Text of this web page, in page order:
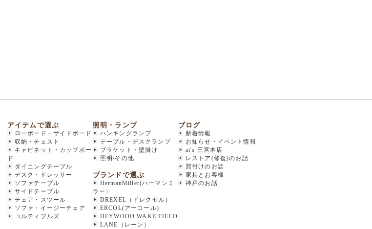
アイテムで選ぶ
ローボード・サイドボード
収納・チェスト
キャビネット・カップボー
ド
ダイニングテーブル
デスク・ドレッサー
ソファテーブル
サイドテーブル
チェア・スツール
ソファ・イージーチェア
コルティブルズ
照明・ランプ
ハンギングランプ
テーブル・デスクランプ
ブラケット・壁掛け
照明/その他
ブランドで選ぶ
HermanMiller(ハーマンミ
ラー ）
DREXEL（ドレクセル）
ERCOL(アーコール)
HEYWOOD WAKE FIELD
LANE（レーン）
ブログ
新着情報
お知らせ・イベント情報
at's 三宮本店
レストア(修復)のお話
買付けのお話
家具とお客様
神戸のお話